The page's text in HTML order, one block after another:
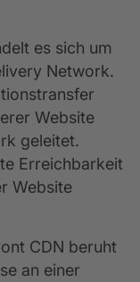
es sich um
Network.
Website
geleitet.
Erreichbarkeit
Website
CDN beruht
an einer